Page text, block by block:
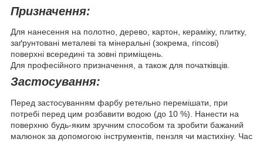
Призначення:
Для нанесення на полотно, дерево, картон, кераміку, плитку,
заґрунтовані металеві та мінеральні (зокрема, гіпсові)
поверхні всередині та зовні приміщень.
Для професійного призначення, а також для початківців.
Застосування:
Перед застосуванням фарбу ретельно перемішати, при
потребі перед цим розбавити водою (до 10 %). Нанести на
поверхню будь-яким зручним способом та зробити бажаний
малюнок за допомогою інструментів, пензля чи мастихіну. Час